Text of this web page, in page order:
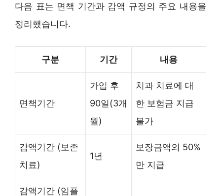
다음 표는 면책 기간과 감액 규정의 주요 내용을
정리했습니다.
구분 기간 내용
면책기간
가입 후
90일(3개
월)
치과 치료에 대
한 보험금 지급
불가
감액기간 (보존
치료)
1년
보장금액의 50%
만 지급
감액기간 (임플